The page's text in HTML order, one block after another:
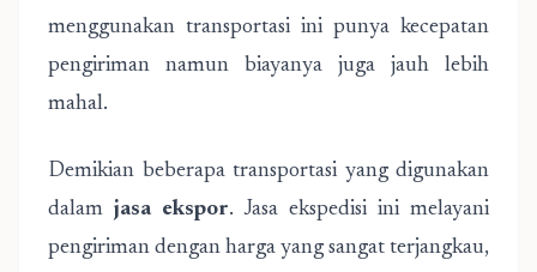
menggunakan transportasi ini punya kecepatan
pengiriman namun biayanya juga jauh lebih
mahal.
Demikian beberapa transportasi yang digunakan
dalam jasa ekspor. Jasa ekspedisi ini melayani
pengiriman dengan harga yang sangat terjangkau,